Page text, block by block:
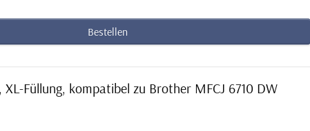
Bestellen
Füllung, kompatibel zu Brother MFCJ 6710 DW